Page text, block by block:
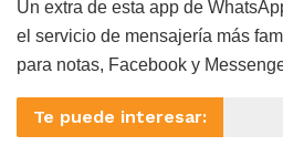
Un extra de esta app de
el servicio de mensajería más
para notas, Facebook y
Te puede interesar: